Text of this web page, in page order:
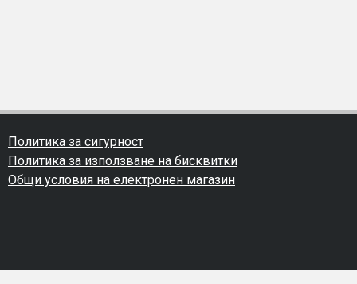
Политика за сигурност
Политика за използване на бисквитки
Общи условия на електронен магазин